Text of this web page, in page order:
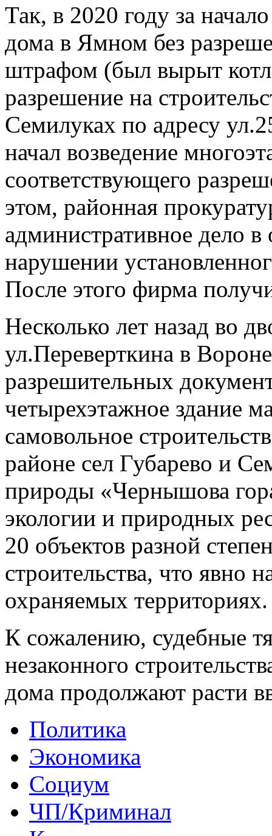
Так, в 2020 году за
дома в Ямном без
штрафом (был вырыт
разрешение на
Семилуках по адресу
начал возведение
соответствующего
этом, районная
административное дело
нарушении
После этого фирма
Несколько лет назад во
ул.Переверткина в
разрешительных
четырехэтажное здание
самовольное
районе сел Губарево и
природы «Чернышова
экологии и природных
20 объектов разной
строительства, что явно
охраняемых территориях.
К сожалению, судебные
незаконного
дома продолжают расти
Политика
Экономика
Социум
ЧП/Криминал